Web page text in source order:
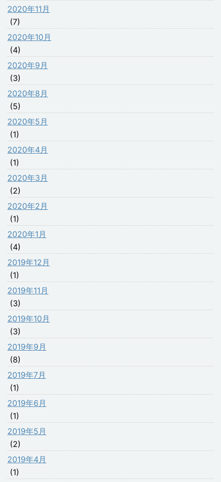
2020年11月
(7)
2020年10月
(4)
2020年9月
(3)
2020年8月
(5)
2020年5月
(1)
2020年4月
(1)
2020年3月
(2)
2020年2月
(1)
2020年1月
(4)
2019年12月
(1)
2019年11月
(3)
2019年10月
(3)
2019年9月
(8)
2019年7月
(1)
2019年6月
(1)
2019年5月
(2)
2019年4月
(1)